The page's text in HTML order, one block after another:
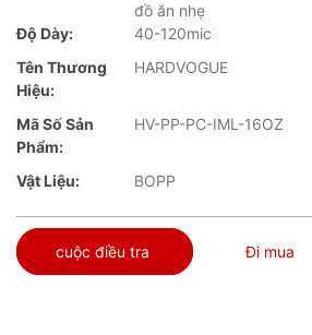
đồ ăn nhẹ
Độ Dày:
40-120mic
Tên Thương
Hiệu:
HARDVOGUE
Mã Số Sản
Phẩm:
HV-PP-PC-IML-16OZ
Vật Liệu: BOPP
cuộc điều tra Đi mua